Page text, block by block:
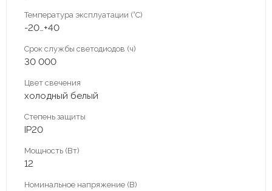
Температура эксплуатации (°С)
-20…+40
Срок службы светодиодов (ч)
30 000
Цвет свечения
холодный белый
Степень защиты
IP20
Мощность (Вт)
12
Номинальное напряжение (В)